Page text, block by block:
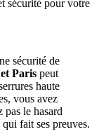
sécurité pour votre
sécurité de
Paris peut
haute
vous avez
pas le hasard
fait ses preuves.